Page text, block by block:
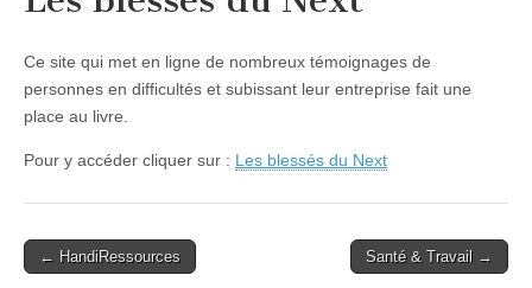
Ce site qui met en ligne de nombreux témoignages de
personnes en difficultés et subissant leur entreprise fait une
place au livre.
Pour y accéder cliquer sur : Les blessés du Next
Post
← HandiRessources Santé & Travail →